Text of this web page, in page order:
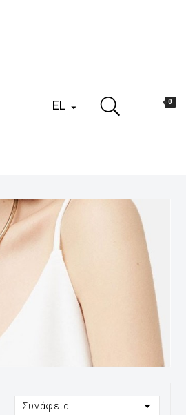
EL  0
Συνάφεια 